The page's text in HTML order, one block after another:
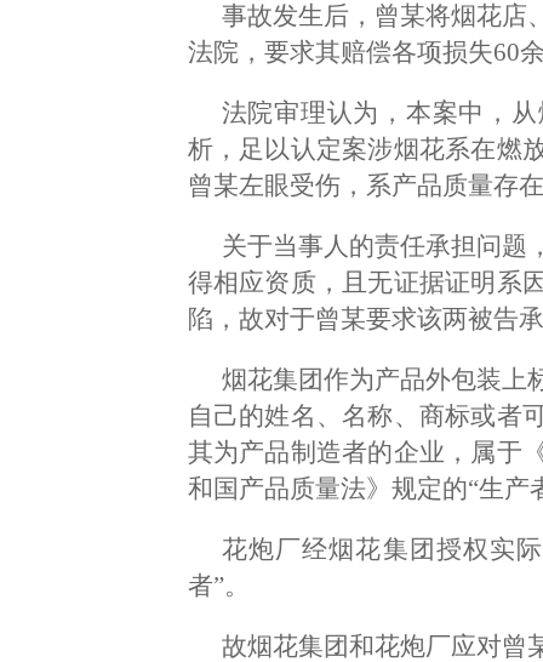
事故发生后，曾某将烟花店
法院，要求其赔偿各项损失60
法院审理认为，本案中，
析，足以认定案涉烟花系在燃
曾某左眼受伤，系产品质量存
关于当事人的责任承担问题
得相应资质，且无证据证明系
陷，故对于曾某要求该两被告
烟花集团作为产品外包装上
自己的姓名、名称、商标或者
其为产品制造者的企业，属于
和国产品质量法》规定的“生产
花炮厂经烟花集团授权实
者”。
故烟花集团和花炮厂应对曾